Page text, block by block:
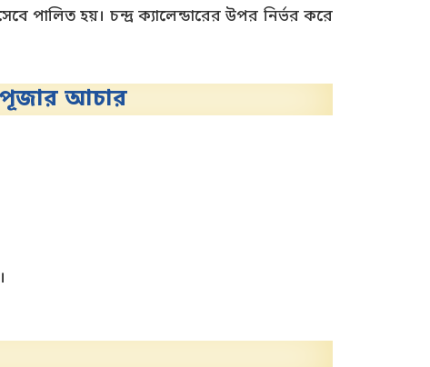
পালিত হয়। চন্দ্র ক্যালেন্ডারের উপর নির্ভর করে
পূজার আচার